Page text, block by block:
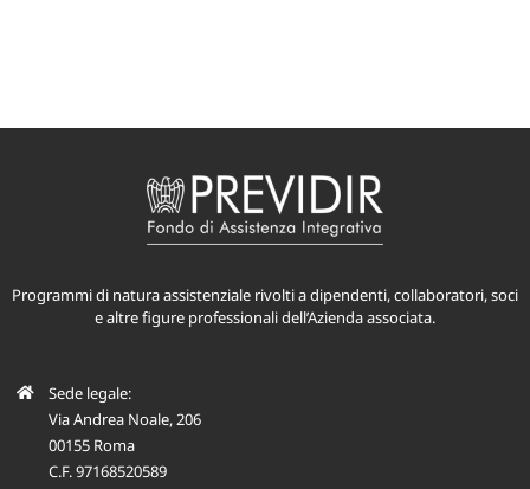
Programmi di natura assistenziale rivolti a dipendenti, collaboratori, soci
e altre figure professionali dell’Azienda associata.
Sede legale:
Via Andrea Noale, 206
00155 Roma
C.F. 97168520589